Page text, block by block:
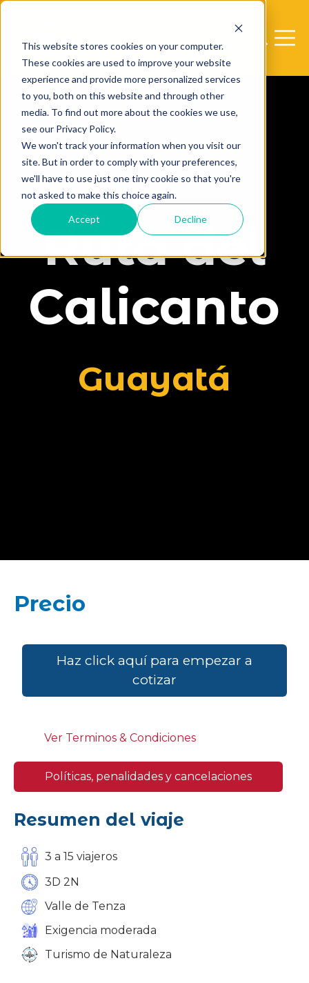
This website stores cookies on your computer.
These cookies are used to improve your website
experience and provide more personalized services
to you, both on this website and through other
media. To find out more about the cookies we use,
see our Privacy Policy.
We won't track your information when you visit our
site. But in order to comply with your preferences,
we'll have to use just one tiny cookie so that you're
not asked to make this choice again.
Accept Decline
Open
Open
Ruta del
Calicanto
Guayatá
Precio
Haz click aquí para empezar a
cotizar
Ver Terminos & Condiciones
Políticas, penalidades y cancelaciones
Resumen del viaje
3 a 15 viajeros
3D 2N
Valle de Tenza
Exigencia moderada
Turismo de Naturaleza